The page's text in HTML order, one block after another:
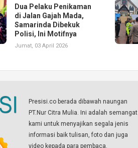
Dua Pelaku Penikaman
di Jalan Gajah Mada,
Samarinda Dibekuk
Polisi, Ini Motifnya
Jumat, 03 April 2026
Presisi.co berada dibawah naungan
PT.Nur Citra Mulia. Ini adalah semangat
kami untuk menyajikan segala jenis
informasi baik tulisan, foto dan juga
video kepada para pembaca.